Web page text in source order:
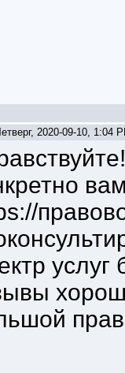
2020-09-10, 1:04